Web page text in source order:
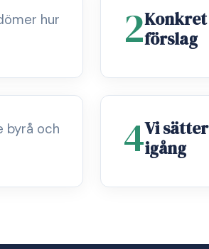
hur
2Konkret
förslag
byrå och
4Vi sätter
igång